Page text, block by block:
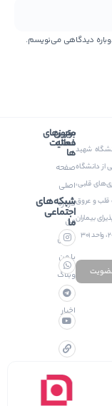
دیدگاهی می‌نویسم.
شهید
دانشگاه
قلبی،
قلب و عروق
بیماران
برترین
دسته
ها
صفحه
اصلی
درباره
من
تماس
با من
وبلاگ
و
اخبار
مجوزهای
فعالیت
شبکه‌های
اجتماعی
ما